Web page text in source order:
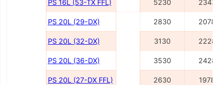
PS 16L (53-TX FFL) 5230 2343
PS 20L (29-DX) 2830 2078
PS 20L (32-DX) 3130 2228
PS 20L (36-DX) 3530 2428
PS 20L (27-DX FFL) 2630 1978